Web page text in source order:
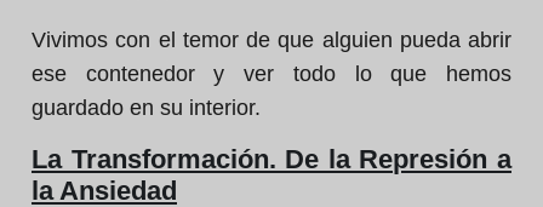
Vivimos con el temor de que alguien pueda abrir
ese contenedor y ver todo lo que hemos
guardado en su interior.
La Transformación. De la Represión a
la Ansiedad